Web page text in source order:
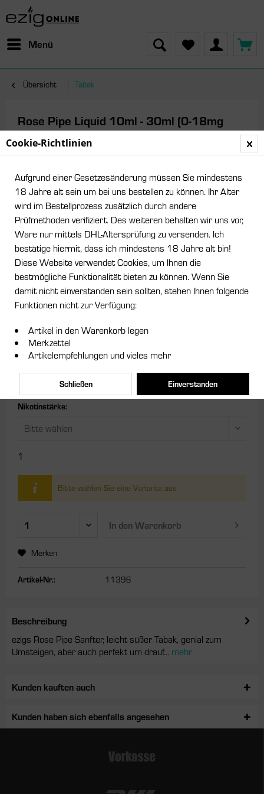
Menü
Übersicht Tabak
Rose Pipe Liquid 10ml - 30ml (0-18mg
Nikotin/ml)
ab 8,95 € *
inkl. MwSt.zzgl. Versandkosten
Größe:
Nikotinstärke:
1
Bitte wählen Sie eine Variante aus
In den Warenkorb
Merken
Artikel-Nr.: 11396
Beschreibung
ezigs Rose Pipe Sanfter, leicht süßer Tabak, genial zum
Umsteigen, aber auch perfekt um drauf... mehr
Kunden kauften auch
Kunden haben sich ebenfalls angesehen
Cookie-Richtlinien
Aufgrund einer Gesetzesänderung müssen Sie mindestens
18 Jahre alt sein um bei uns bestellen zu können. Ihr Alter
wird im Bestellprozess zusätzlich durch andere
Prüfmethoden verifiziert. Des weiteren behalten wir uns vor,
Ware nur mittels DHL-Altersprüfung zu versenden. Ich
bestätige hiermit, dass ich mindestens 18 Jahre alt bin!
Diese Website verwendet Cookies, um Ihnen die
bestmögliche Funktionalität bieten zu können. Wenn Sie
damit nicht einverstanden sein sollten, stehen Ihnen folgende
Funktionen nicht zur Verfügung:
Artikel in den Warenkorb legen
Merkzettel
Artikelempfehlungen und vieles mehr
Einverstanden
Schließen